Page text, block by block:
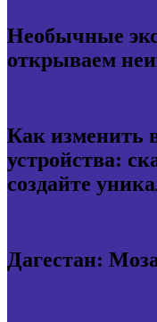
Необычные
открываем
Как изменить
устройства:
создайте
Дагестан: